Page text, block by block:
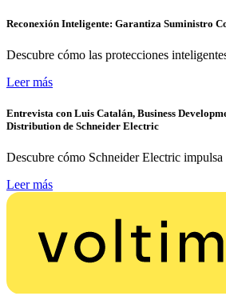
Reconexión Inteligente: Garantiza Suministro
Descubre cómo las protecciones
Leer más
Entrevista con Luis Catalán, Business
Distribution de Schneider Electric
Descubre cómo Schneider Electric
Leer más